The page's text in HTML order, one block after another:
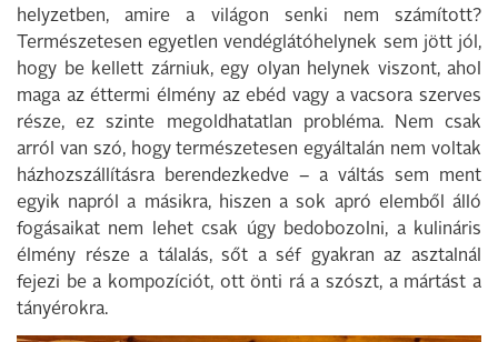
helyzetben, amire a világon senki nem számított?
Természetesen egyetlen vendéglátóhelynek sem jött jól,
hogy be kellett zárniuk, egy olyan helynek viszont, ahol
maga az éttermi élmény az ebéd vagy a vacsora szerves
része, ez szinte megoldhatatlan probléma. Nem csak
arról van szó, hogy természetesen egyáltalán nem voltak
házhozszállításra berendezkedve – a váltás sem ment
egyik napról a másikra, hiszen a sok apró elemből álló
fogásaikat nem lehet csak úgy bedobozolni, a kulináris
élmény része a tálalás, sőt a séf gyakran az asztalnál
fejezi be a kompozíciót, ott önti rá a szószt, a mártást a
tányérokra.